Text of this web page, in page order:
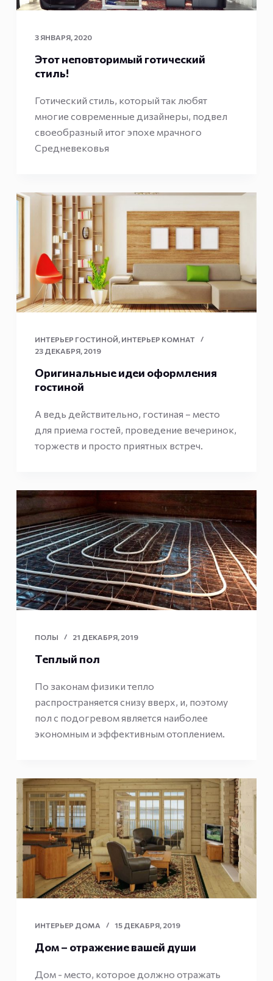
3 ЯНВАРЯ, 2020
Этот неповторимый готический
стиль!
Готический стиль, который так любят
многие современные дизайнеры, подвел
своеобразный итог эпохе мрачного
Средневековья
ИНТЕРЬЕР ГОСТИНОЙ, ИНТЕРЬЕР КОМНАТ
23 ДЕКАБРЯ, 2019
Оригинальные идеи оформления
гостиной
А ведь действительно, гостиная – место
для приема гостей, проведение вечеринок,
торжеств и просто приятных встреч.
ПОЛЫ 21 ДЕКАБРЯ, 2019
Теплый пол
По законам физики тепло
распространяется снизу вверх, и, поэтому
пол с подогревом является наиболее
экономным и эффективным отоплением.
ИНТЕРЬЕР ДОМА 15 ДЕКАБРЯ, 2019
Дом – отражение вашей души
Дом - место, которое должно отражать